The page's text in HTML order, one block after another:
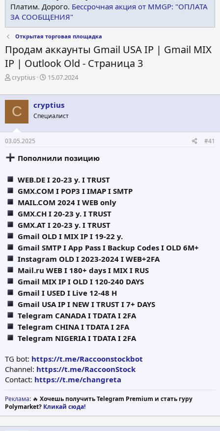
Платим. Дорого. Бессрочная акция от MMGP: "ОПЛАТА
ЗА СООБЩЕНИЯ"
Открытая торговая площадка
Продам аккаунты Gmail USA IP | Gmail MIX
IP | Outlook Old - Страница 3
А
т
р
е
м
ы
cryptius
Д
т
а
а
ч
л
а
15.07.2024
C cryptius
Специалист
03.05.2025 #41
Пополнили позицию
WEB.DE I 20-23 y. I TRUST
GMX.COM I POP3 I IMAP I SMTP
MAIL.COM 2024 I WEB only
GMX.CH I 20-23 y. I TRUST
GMX.AT I 20-23 y. I TRUST
Gmail OLD I MIX IP I 19-22 y.
Gmail SMTP I App Pass I Backup Codes I OLD 6M+
Instagram OLD I 2023-2024 I WEB+2FA
Mail.ru WEB I 180+ days I MIX I RUS
Gmail MIX IP I OLD I 120-240 DAYS
Gmail I USED I Live 12-48 H
Gmail USA IP I NEW I TRUST I 7+ DAYS
Telegram CANADA I TDATA I 2FA
Telegram CHINA I TDATA I 2FA
Telegram NIGERIA I TDATA I 2FA
TG bot: https://t.me/Raccoonstockbot
Channel: https://t.me/RaccoonStock
Contact: https://t.me/changreta
Реклама: 🔥 Хочешь получить Telegram Premium и стать гуру
Polymarket? Кликай сюда!